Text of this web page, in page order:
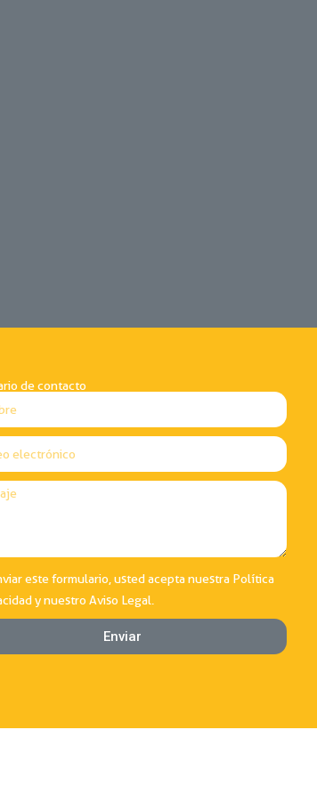
de contacto
este formulario, usted acepta nuestra Política
y nuestroAviso Legal
Enviar